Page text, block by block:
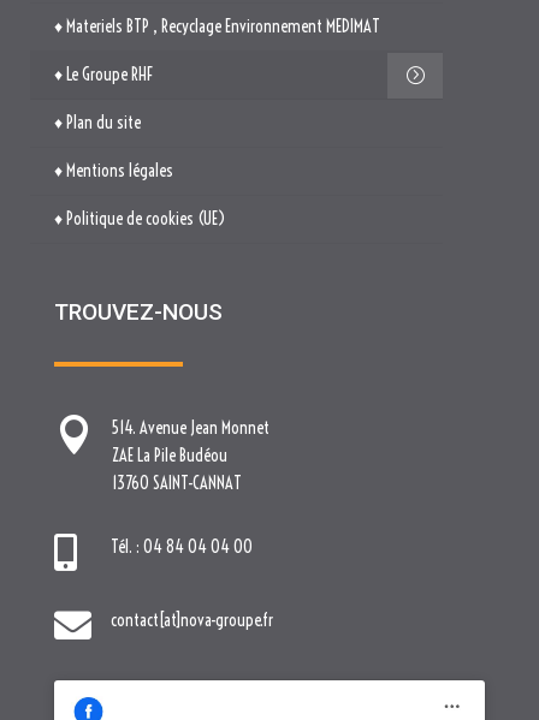
♦ Politique de cookies (UE)
TROUVEZ-NOUS
514. Avenue Jean Monnet

 contact[at]nova-groupe.fr
Cliquez pour accepter les cookies